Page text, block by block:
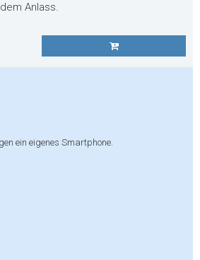
Anlass.
ein eigenes Smartphone.